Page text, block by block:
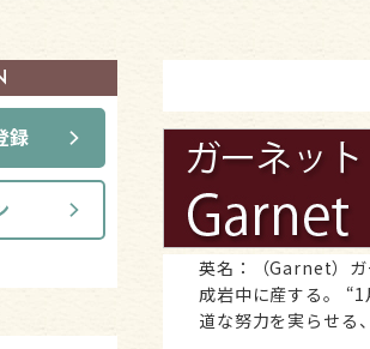
覧
タンブル
ビーズ パーツ
英名：（Garnet）ガ
成岩中に産する。
道な努力を実らせる
録